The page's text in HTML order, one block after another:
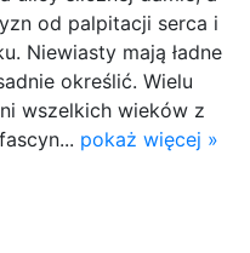
od palpitacji serca i
Niewiasty mają ładne
określić. Wielu
wszelkich wieków z
pokaż więcej »